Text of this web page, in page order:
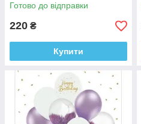
Готово до відправки
220 ₴
Купити